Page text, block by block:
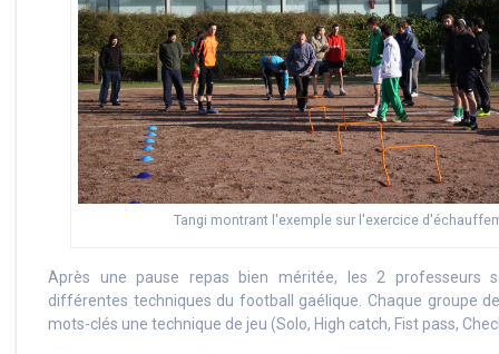
Tangi montrant l'exemple sur l'exercice
Après une pause repas bien méritée, les 2 professeurs
différentes techniques du football gaélique. Chaque groupe
mots-clés une technique de jeu (Solo, High catch, Fist pass,